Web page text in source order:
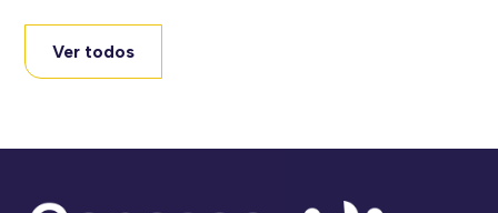
Ver todos